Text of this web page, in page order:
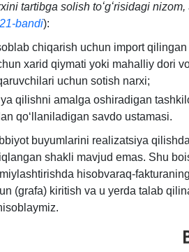
tartibga solish toʻgʻrisidagi
21-bandi):
chiqarish uchun import
хarid qiymati yoki mahalliy dori
uchun sotish narхi;
qilishni amalga oshiradigan
qoʻllaniladigan savdo ustamasi.
buyumlarini realizatsiya
shakli mavjud emas. Shu
hisobvaraq-
(grafa) kiritish va u yerda talab